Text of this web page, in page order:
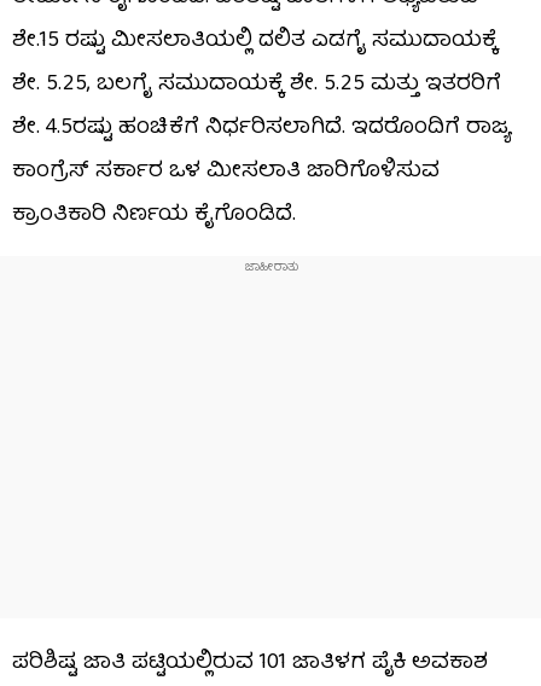
ಶೇ.15 ರಷ್ಟು ಮೀಸಲಾತಿಯಲ್ಲಿ ದಲಿತ ಎಡಗೈ ಸಮುದಾಯಕ್ಕೆ
ಶೇ. 5.25, ಬಲಗೈ ಸಮುದಾಯಕ್ಕೆ ಶೇ. 5.25 ಮತ್ತು ಇತರರಿಗೆ
ಶೇ. 4.5ರಷ್ಟು ಹಂಚಿಕೆಗೆ ನಿರ್ಧರಿಸಲಾಗಿದೆ. ಇದರೊಂದಿಗೆ ರಾಜ್ಯ
ಕಾಂಗ್ರೆಸ್ ಸರ್ಕಾರ ಒಳ ಮೀಸಲಾತಿ ಜಾರಿಗೊಳಿಸುವ
ಕ್ರಾಂತಿಕಾರಿ ನಿರ್ಣಯ ಕೈಗೊಂಡಿದೆ.
ಪರಿಶಿಷ್ಟ ಜಾತಿ ಪಟ್ಟಿಯಲ್ಲಿರುವ 101 ಜಾತಿಳಗ ಪೈಕಿ ಅವಕಾಶ